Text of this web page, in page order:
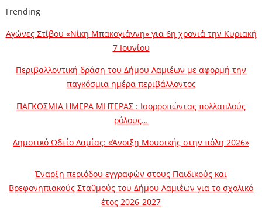
Trending
Αγώνες Στίβου «Νίκη Μπακογιάννη» για 6η χρονιά την Κυριακή
7 Ιουνίου
Περιβαλλοντική δράση του Δήμου Λαμιέων με αφορμή την
παγκόσμια ημέρα περιβάλλοντος
ΠΑΓΚΟΣΜΙΑ ΗΜΕΡΑ ΜΗΤΕΡΑΣ : Ισορροπώντας πολλαπλούς
ρόλους…
Δημοτικό Ωδείο Λαμίας: «Άνοιξη Μουσικής στην πόλη 2026»
Έναρξη περιόδου εγγραφών στους Παιδικούς και
Βρεφονηπιακούς Σταθμούς του Δήμου Λαμιέων για το σχολικό
έτος 2026-2027